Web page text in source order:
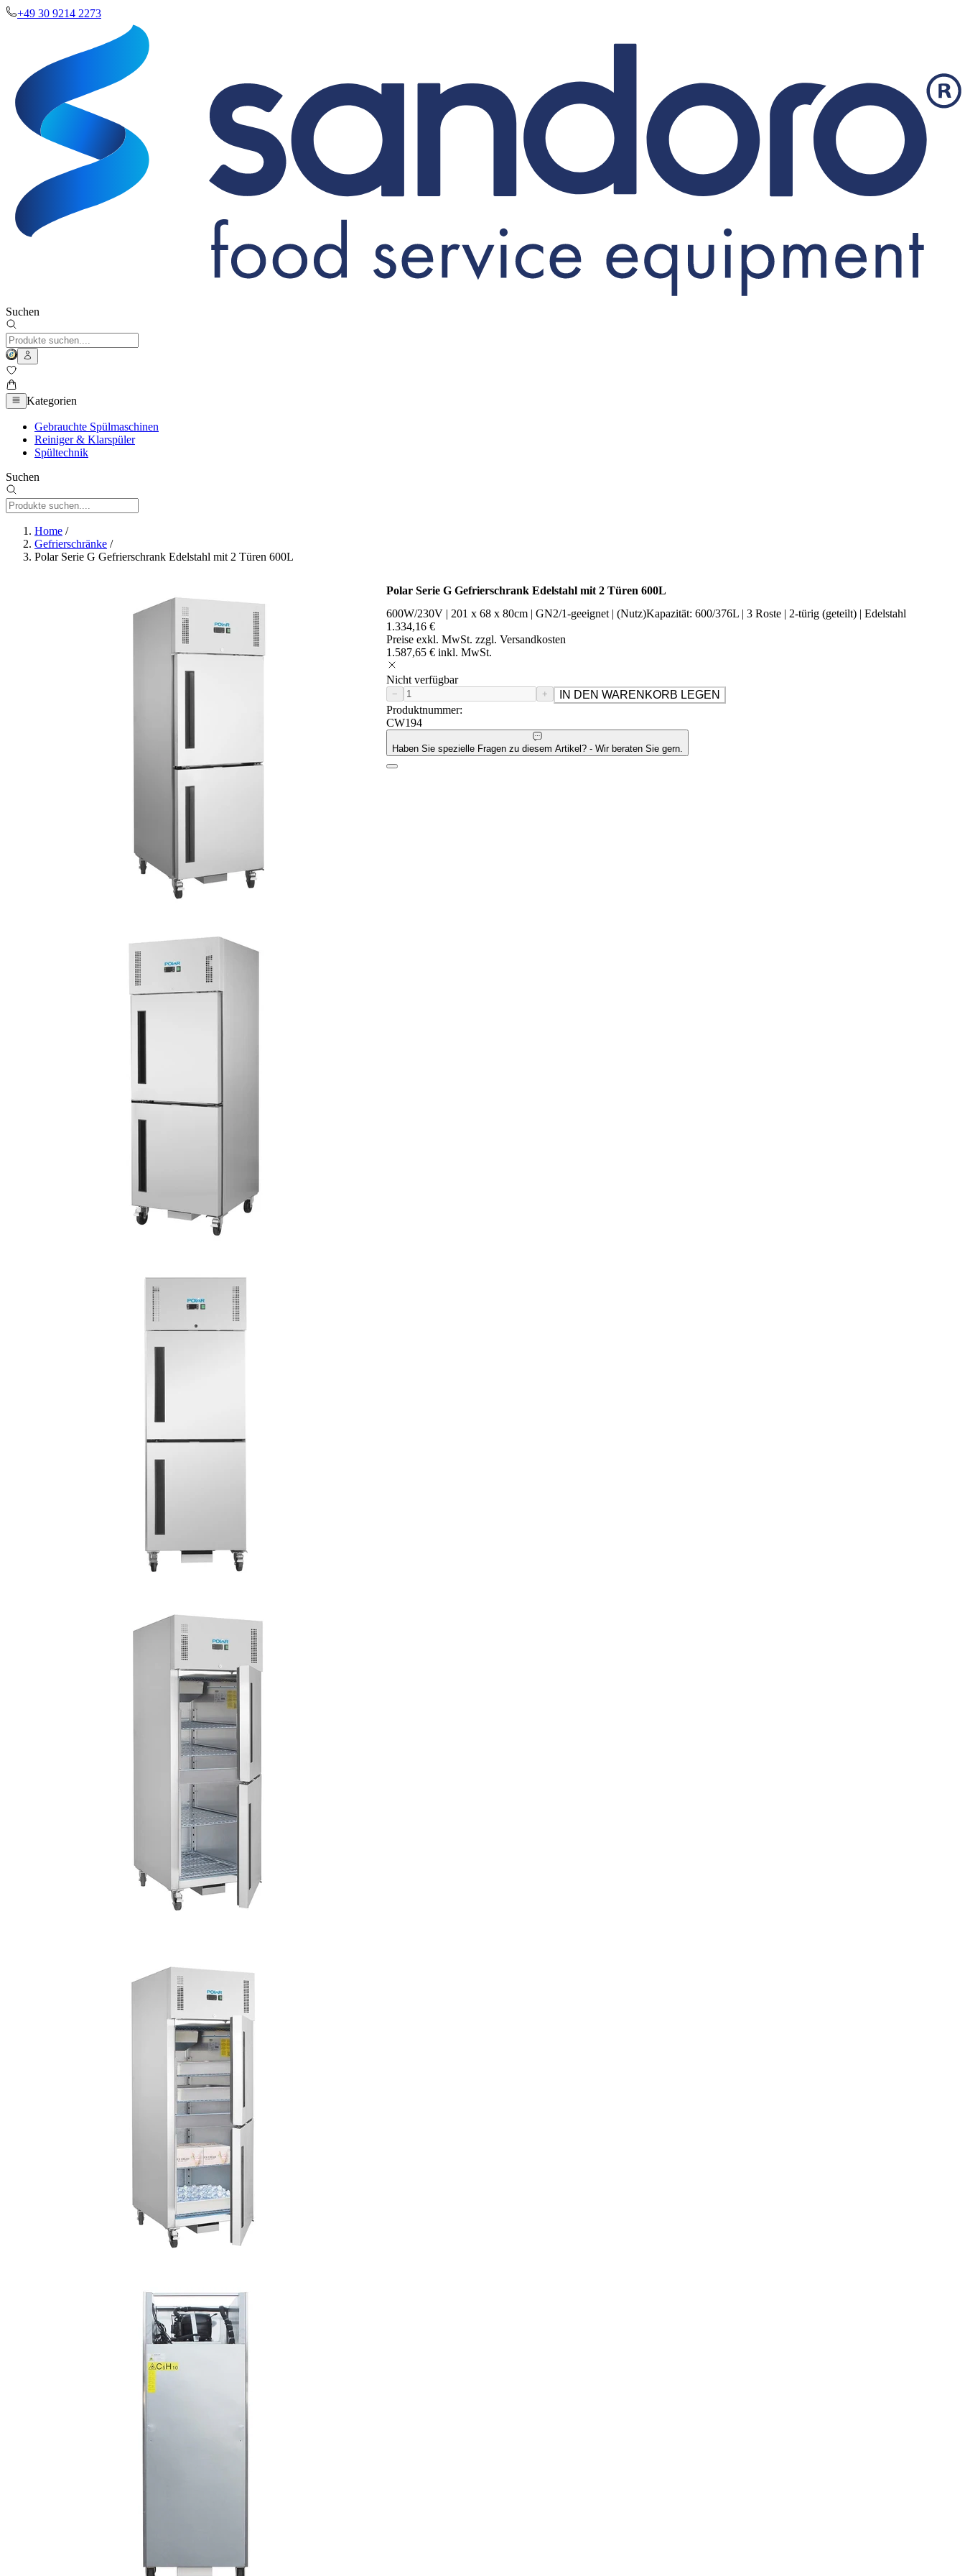
+49 30 9214 2273
Suchen
Kategorien
Gebrauchte Spülmaschinen
Reiniger & Klarspüler
Spültechnik
Suchen
Home /
Gefrierschränke /
Polar Serie G Gefrierschrank Edelstahl mit 2 Türen 600L
Polar Serie G Gefrierschrank Edelstahl mit 2 Türen 600L
600W/230V | 201 x 68 x 80cm | GN2/1-geeignet | (Nutz)Kapazität: 600/376L | 3 Roste | 2-türig (geteilt) | Edelstahl
1.334,16 €
Preise exkl. MwSt. zzgl. Versandkosten
1.587,65 € inkl. MwSt.
Nicht verfügbar
− +
IN DEN WARENKORB LEGEN
Produktnummer:
CW194
Haben Sie spezielle Fragen zu diesem Artikel? - Wir beraten Sie gern.